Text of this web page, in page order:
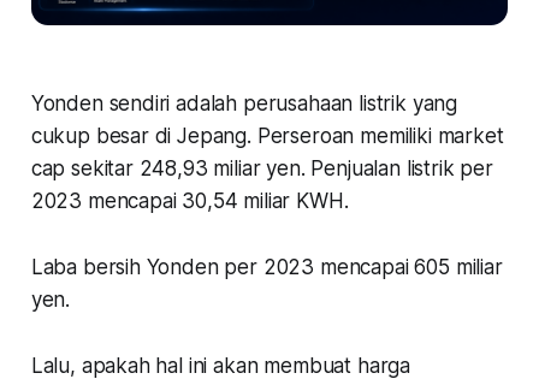
Yonden sendiri adalah perusahaan listrik yang
cukup besar di Jepang. Perseroan memiliki market
cap sekitar 248,93 miliar yen. Penjualan listrik per
2023 mencapai 30,54 miliar KWH.
Laba bersih Yonden per 2023 mencapai 605 miliar
yen.
Lalu, apakah hal ini akan membuat harga